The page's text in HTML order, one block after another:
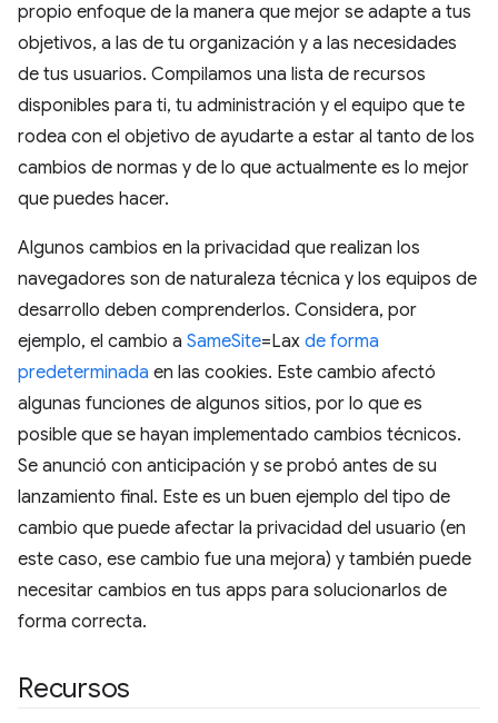
propio enfoque de la manera que mejor se adapte a tus
objetivos, a las de tu organización y a las necesidades
de tus usuarios. Compilamos una lista de recursos
disponibles para ti, tu administración y el equipo que te
rodea con el objetivo de ayudarte a estar al tanto de los
cambios de normas y de lo que actualmente es lo mejor
que puedes hacer.
Algunos cambios en la privacidad que realizan los
navegadores son de naturaleza técnica y los equipos de
desarrollo deben comprenderlos. Considera, por
ejemplo, el cambio a SameSite=Lax de forma
predeterminada en las cookies. Este cambio afectó
algunas funciones de algunos sitios, por lo que es
posible que se hayan implementado cambios técnicos.
Se anunció con anticipación y se probó antes de su
lanzamiento final. Este es un buen ejemplo del tipo de
cambio que puede afectar la privacidad del usuario (en
este caso, ese cambio fue una mejora) y también puede
necesitar cambios en tus apps para solucionarlos de
forma correcta.
Recursos